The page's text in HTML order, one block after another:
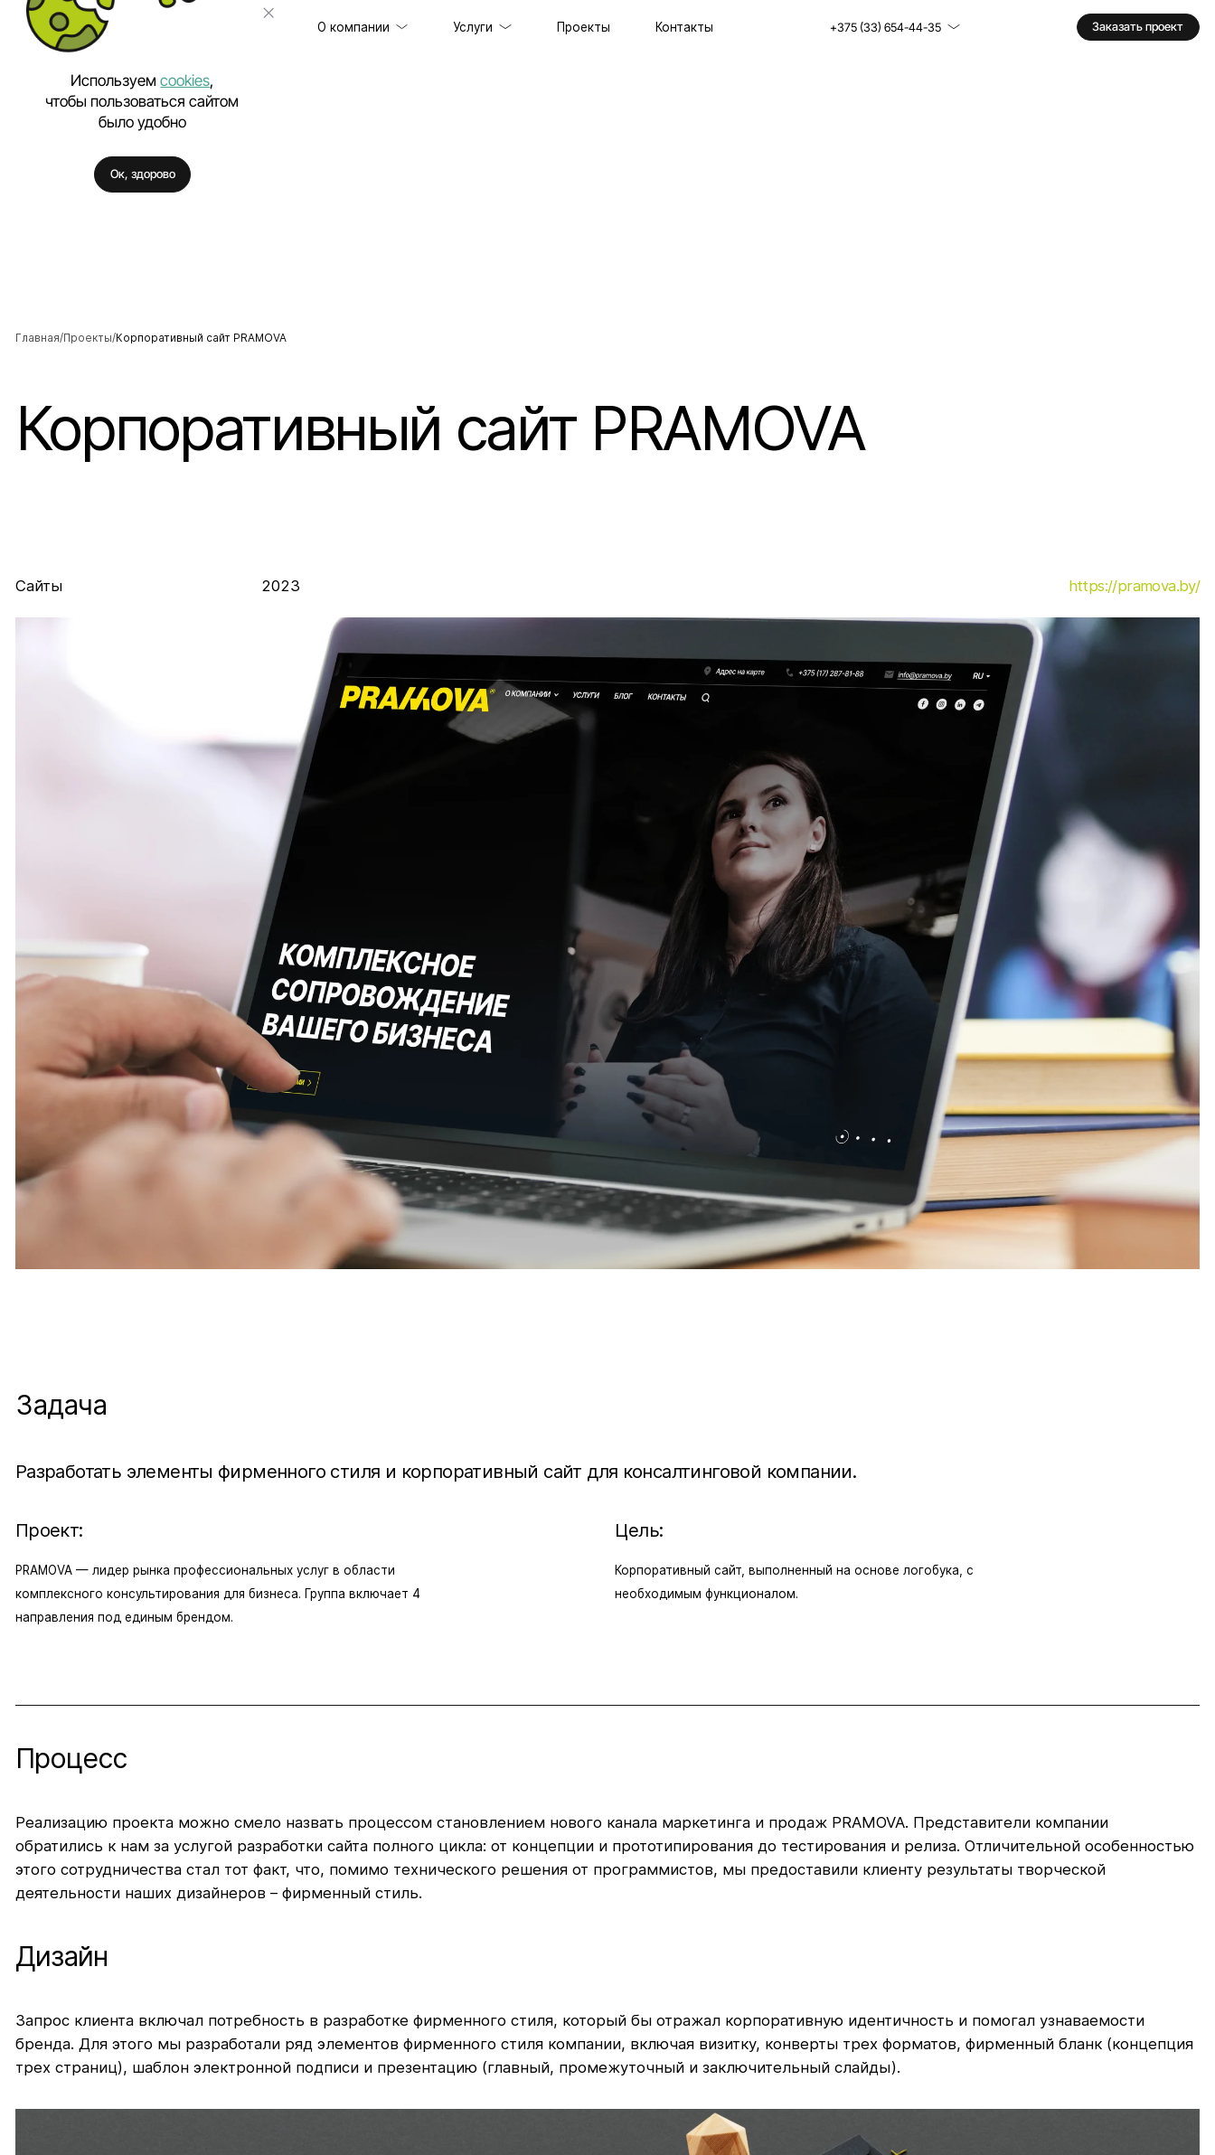
О компании Услуги Проекты Контакты +375 (33) 654-44-35 Заказать проект
Главная Проекты Корпоративный сайт PRAMOVA
Корпоративный сайт PRAMOVA
Сайты 2023 https://pramova.by/
Задача
Разработать элементы фирменного стиля и корпоративный сайт для консалтинговой компании.
Проект:
PRAMOVA — лидер рынка профессиональных услуг в области
комплексного консультирования для бизнеса. Группа включает 4
направления под единым брендом.
Цель:
Корпоративный сайт, выполненный на основе логобука, с
необходимым функционалом.
Процесс
Реализацию проекта можно смело назвать процессом становлением нового канала маркетинга и продаж PRAMOVA. Представители компании
обратились к нам за услугой разработки сайта полного цикла: от концепции и прототипирования до тестирования и релиза. Отличительной особенностью
этого сотрудничества стал тот факт, что, помимо технического решения от программистов, мы предоставили клиенту результаты творческой
деятельности наших дизайнеров – фирменный стиль.
Дизайн
Запрос клиента включал потребность в разработке фирменного стиля, который бы отражал корпоративную идентичность и помогал узнаваемости
бренда. Для этого мы разработали ряд элементов фирменного стиля компании, включая визитку, конверты трех форматов, фирменный бланк (концепция
трех страниц), шаблон электронной подписи и презентацию (главный, промежуточный и заключительный слайды).
Используемcookies,
чтобы пользоваться сайтом
было удобно
Ок, здорово